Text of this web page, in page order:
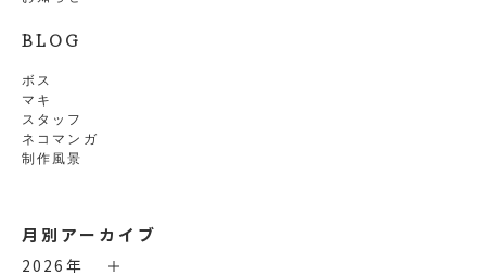
BLOG
ボス
マキ
スタッフ
ネコマンガ
制作風景
月別アーカイブ
2026年